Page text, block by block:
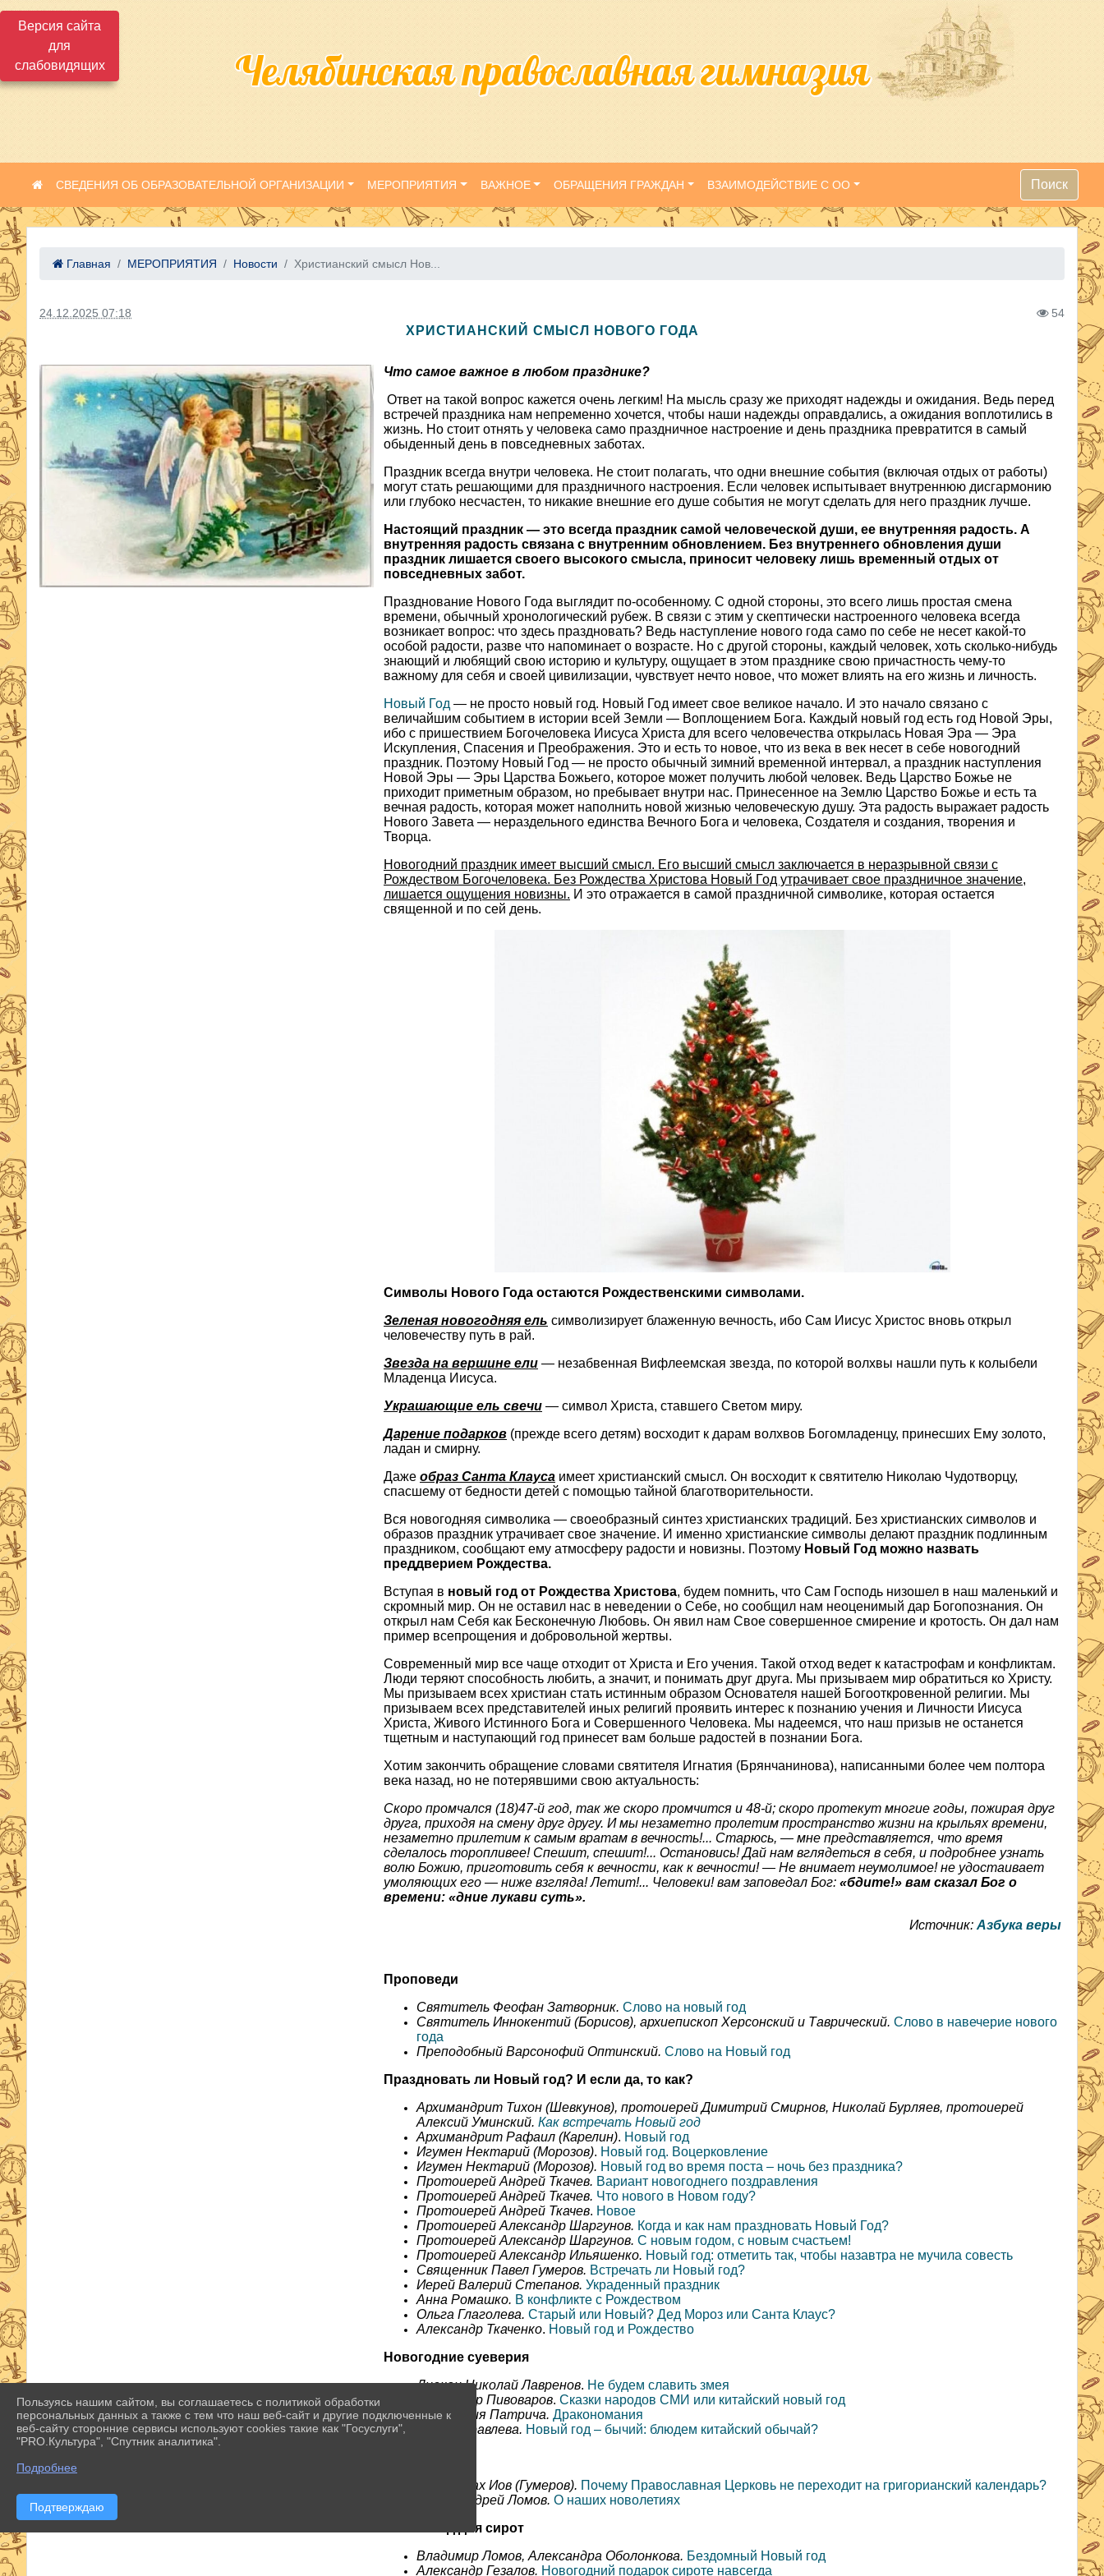
Версия сайта
для
слабовидящих
Челябинская православная гимназия
СВЕДЕНИЯ ОБ ОБРАЗОВАТЕЛЬНОЙ ОРГАНИЗАЦИИ МЕРОПРИЯТИЯ ВАЖНОЕ ОБРАЩЕНИЯ ГРАЖДАН ВЗАИМОДЕЙСТВИЕ С ОО Поиск
Главная МЕРОПРИЯТИЯ Новости Христианский смысл Нов...
24.12.2025 07:18 54
ХРИСТИАНСКИЙ СМЫСЛ НОВОГО ГОДА
Что самое важное в любом празднике?
Ответ на такой вопрос кажется очень легким! На мысль сразу же приходят надежды и ожидания. Ведь перед
встречей праздника нам непременно хочется, чтобы наши надежды оправдались, а ожидания воплотились в
жизнь. Но стоит отнять у человека само праздничное настроение и день праздника превратится в самый
обыденный день в повседневных заботах.
Праздник всегда внутри человека. Не стоит полагать, что одни внешние события (включая отдых от работы)
могут стать решающими для праздничного настроения. Если человек испытывает внутреннюю дисгармонию
или глубоко несчастен, то никакие внешние его душе события не могут сделать для него праздник лучше.
Настоящий праздник — это всегда праздник самой человеческой души, ее внутренняя радость. А
внутренняя радость связана с внутренним обновлением. Без внутреннего обновления души
праздник лишается своего высокого смысла, приносит человеку лишь временный отдых от
повседневных забот.
Празднование Нового Года выглядит по-особенному. С одной стороны, это всего лишь простая смена
времени, обычный хронологический рубеж. В связи с этим у скептически настроенного человека всегда
возникает вопрос: что здесь праздновать? Ведь наступление нового года само по себе не несет какой-то
особой радости, разве что напоминает о возрасте. Но с другой стороны, каждый человек, хоть сколько-нибудь
знающий и любящий свою историю и культуру, ощущает в этом празднике свою причастность чему-то
важному для себя и своей цивилизации, чувствует нечто новое, что может влиять на его жизнь и личность.
Новый Год — не просто новый год. Новый Год имеет свое великое начало. И это начало связано с
величайшим событием в истории всей Земли — Воплощением Бога. Каждый новый год есть год Новой Эры,
ибо с пришествием Богочеловека Иисуса Христа для всего человечества открылась Новая Эра — Эра
Искупления, Спасения и Преображения. Это и есть то новое, что из века в век несет в себе новогодний
праздник. Поэтому Новый Год — не просто обычный зимний временной интервал, а праздник наступления
Новой Эры — Эры Царства Божьего, которое может получить любой человек. Ведь Царство Божье не
приходит приметным образом, но пребывает внутри нас. Принесенное на Землю Царство Божье и есть та
вечная радость, которая может наполнить новой жизнью человеческую душу. Эта радость выражает радость
Нового Завета — нераздельного единства Вечного Бога и человека, Создателя и создания, творения и
Творца.
Новогодний праздник имеет высший смысл. Его высший смысл заключается в неразрывной связи с
Рождеством Богочеловека. Без Рождества Христова Новый Год утрачивает свое праздничное значение,
лишается ощущения новизны. И это отражается в самой праздничной символике, которая остается
священной и по сей день.
Символы Нового Года остаются Рождественскими символами.
Зеленая новогодняя ель символизирует блаженную вечность, ибо Сам Иисус Христос вновь открыл
человечеству путь в рай.
Звезда на вершине ели — незабвенная Вифлеемская звезда, по которой волхвы нашли путь к колыбели
Младенца Иисуса.
Украшающие ель свечи — символ Христа, ставшего Светом миру.
Дарение подарков (прежде всего детям) восходит к дарам волхвов Богомладенцу, принесших Ему золото,
ладан и смирну.
Даже образ Санта Клауса имеет христианский смысл. Он восходит к святителю Николаю Чудотворцу,
спасшему от бедности детей с помощью тайной благотворительности.
Вся новогодняя символика — своеобразный синтез христианских традиций. Без христианских символов и
образов праздник утрачивает свое значение. И именно христианские символы делают праздник подлинным
праздником, сообщают ему атмосферу радости и новизны. Поэтому Новый Год можно назвать
преддверием Рождества.
Вступая в новый год от Рождества Христова, будем помнить, что Сам Господь низошел в наш маленький и
скромный мир. Он не оставил нас в неведении о Себе, но сообщил нам неоценимый дар Богопознания. Он
открыл нам Себя как Бесконечную Любовь. Он явил нам Свое совершенное смирение и кротость. Он дал нам
пример всепрощения и добровольной жертвы.
Современный мир все чаще отходит от Христа и Его учения. Такой отход ведет к катастрофам и конфликтам.
Люди теряют способность любить, а значит, и понимать друг друга. Мы призываем мир обратиться ко Христу.
Мы призываем всех христиан стать истинным образом Основателя нашей Богооткровенной религии. Мы
призываем всех представителей иных религий проявить интерес к познанию учения и Личности Иисуса
Христа, Живого Истинного Бога и Совершенного Человека. Мы надеемся, что наш призыв не останется
тщетным и наступающий год принесет вам больше радостей в познании Бога.
Хотим закончить обращение словами святителя Игнатия (Брянчанинова), написанными более чем полтора
века назад, но не потерявшими свою актуальность:
Скоро промчался (18)47-й год, так же скоро промчится и 48-й; скоро протекут многие годы, пожирая друг
друга, приходя на смену друг другу. И мы незаметно пролетим пространство жизни на крыльях времени,
незаметно прилетим к самым вратам в вечность!... Старюсь, — мне представляется, что время
сделалось торопливее! Спешит, спешит!... Остановись! Дай нам вглядеться в себя, и подробнее узнать
волю Божию, приготовить себя к вечности, как к вечности! — Не внимает неумолимое! не удостаивает
умоляющих его — ниже взгляда! Летит!... Человеки! вам заповедал Бог: «бдите!» вам сказал Бог о
времени: «дние лукави суть».
Источник: Азбука веры
Проповеди
Святитель Феофан Затворник. Слово на новый год
Святитель Иннокентий (Борисов), архиепископ Херсонский и Таврический. Слово в навечерие нового
года
Преподобный Варсонофий Оптинский. Слово на Новый год
Праздновать ли Новый год? И если да, то как?
Архимандрит Тихон (Шевкунов), протоиерей Димитрий Смирнов, Николай Бурляев, протоиерей
Алексий Уминский. Как встречать Новый год
Архимандрит Рафаил (Карелин). Новый год
Игумен Нектарий (Морозов). Новый год. Воцерковление
Игумен Нектарий (Морозов). Новый год во время поста – ночь без праздника?
Протоиерей Андрей Ткачев. Вариант новогоднего поздравления
Протоиерей Андрей Ткачев. Что нового в Новом году?
Протоиерей Андрей Ткачев. Новое
Протоиерей Александр Шаргунов. Когда и как нам праздновать Новый Год?
Протоиерей Александр Шаргунов. С новым годом, с новым счастьем!
Протоиерей Александр Ильяшенко. Новый год: отметить так, чтобы назавтра не мучила совесть
Священник Павел Гумеров. Встречать ли Новый год?
Иерей Валерий Степанов. Украденный праздник
Анна Ромашко. В конфликте с Рождеством
Ольга Глаголева. Старый или Новый? Дед Мороз или Санта Клаус?
Александр Ткаченко. Новый год и Рождество
Новогодние суеверия
Диакон Николай Лавренов. Не будем славить змея
Александр Пивоваров. Сказки народов СМИ или китайский новый год
Анастасия Патрича. Дракономания
Анна Журавлева. Новый год – бычий: блюдем китайский обычай?
Иеромонах Иов (Гумеров). Почему Православная Церковь не переходит на григорианский календарь?
Иерей Андрей Ломов. О наших новолетиях
Новый год для сирот
Владимир Ломов, Александра Оболонкова. Бездомный Новый год
Александр Гезалов. Новогодний подарок сироте навсегда
Пользуясь нашим сайтом, вы соглашаетесь с политикой обработки
персональных данных а также с тем что наш веб-сайт и другие подключенные к
веб-сайту сторонние сервисы используют cookies такие как "Госуслуги",
"PRO.Культура", "Спутник аналитика".
Подробнее
Подтверждаю